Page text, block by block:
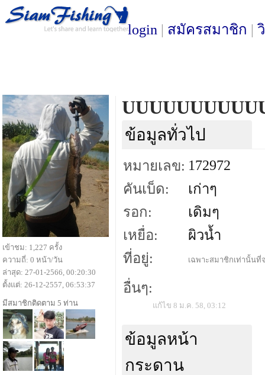
login | สมัครสมาชิก |
ข้อมูลทั่วไป
หมายเลข: 172972
คันเบ็ด:
เก่าๆ
รอก:
เดิมๆ
เหยื่อ:
ผิวน้ำ
ที่อยู่:
เฉพาะสมาชิกเท่านั้นที่
อื่นๆ:
แก้ไข 8 ม.ค. 58, 03:12
ข้อมูลหน้า
กระดาน
เข้าชม: 1,227 ครั้ง
ความถี่: 0 หน้า/วัน
ล่าสุด: 27-01-2566, 00:20:30
ตั้งแต่: 26-12-2557, 06:53:37
มีสมาชิกติดตาม 5 ท่าน